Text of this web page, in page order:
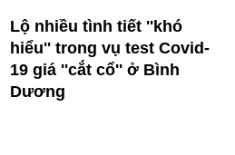
Lộ nhiều tình tiết ''khó
hiểu'' trong vụ test Covid-
19 giá ''cắt cổ'' ở Bình
Dương